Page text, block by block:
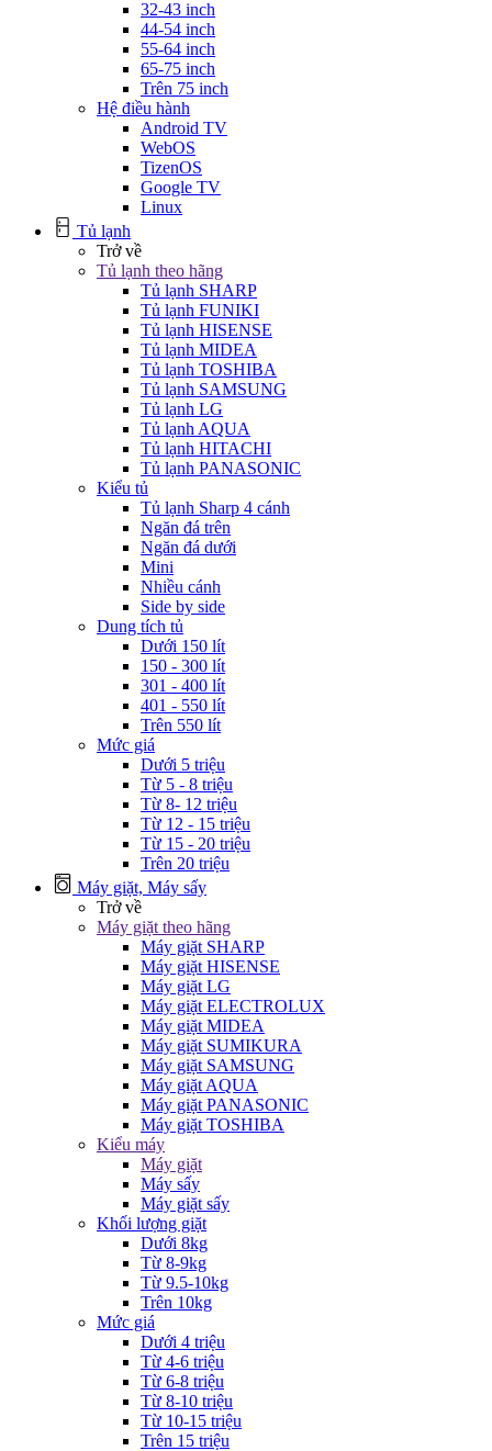
32-43 inch
44-54 inch
55-64 inch
65-75 inch
Trên 75 inch
Hệ điều hành
Android TV
WebOS
TizenOS
Google TV
Linux
Tủ lạnh
Trở về
Tủ lạnh theo hãng
Tủ lạnh SHARP
Tủ lạnh FUNIKI
Tủ lạnh HISENSE
Tủ lạnh MIDEA
Tủ lạnh TOSHIBA
Tủ lạnh SAMSUNG
Tủ lạnh LG
Tủ lạnh AQUA
Tủ lạnh HITACHI
Tủ lạnh PANASONIC
Kiểu tủ
Tủ lạnh Sharp 4 cánh
Ngăn đá trên
Ngăn đá dưới
Mini
Nhiều cánh
Side by side
Dung tích tủ
Dưới 150 lít
150 - 300 lít
301 - 400 lít
401 - 550 lít
Trên 550 lít
Mức giá
Dưới 5 triệu
Từ 5 - 8 triệu
Từ 8- 12 triệu
Từ 12 - 15 triệu
Từ 15 - 20 triệu
Trên 20 triệu
Máy giặt, Máy sấy
Trở về
Máy giặt theo hãng
Máy giặt SHARP
Máy giặt HISENSE
Máy giặt LG
Máy giặt ELECTROLUX
Máy giặt MIDEA
Máy giặt SUMIKURA
Máy giặt SAMSUNG
Máy giặt AQUA
Máy giặt PANASONIC
Máy giặt TOSHIBA
Kiểu máy
Máy giặt
Máy sấy
Máy giặt sấy
Khối lượng giặt
Dưới 8kg
Từ 8-9kg
Từ 9.5-10kg
Trên 10kg
Mức giá
Dưới 4 triệu
Từ 4-6 triệu
Từ 6-8 triệu
Từ 8-10 triệu
Từ 10-15 triệu
Trên 15 triệu